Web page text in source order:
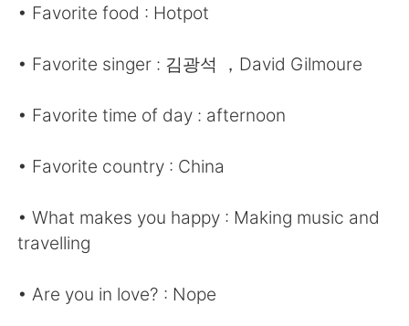
• Favorite food : Hotpot
• Favorite singer : 김광석 ，David Gilmoure
• Favorite time of day : afternoon
• Favorite country : China
• What makes you happy : Making music and
travelling
• Are you in love? : Nope